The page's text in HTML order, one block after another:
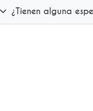
¿Tienen alguna